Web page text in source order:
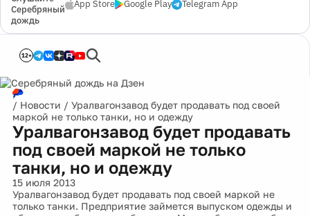
Серебряный
дождь
App Store Google Play Telegram App
12+
/ Новости / Уралвагонзавод будет продавать под своей
маркой не только танки, но и одежду
Уралвагонзавод будет продавать
под своей маркой не только
танки, но и одежду
15 июля 2013
Уралвагонзавод будет продавать под своей маркой не
только танки. Предприятие займется выпуском одежды и